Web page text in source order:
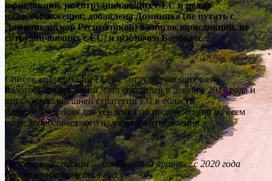
юрисдикций, не сотрудничающих с ЕС в целях
налогообложения: добавлена Доминика (не путать с
Доминиканской Республикой) в список юрисдикций, не
сотрудничающих с ЕС, и исключен Барбадос.
Список юрисдикций ЕС, не сотрудничающих с его
налоговыми органами, был составлен в декабре 2017 года и
стал частью внешней стратегии ЕС в области
налогообложения для усиления по продвижению во всем
мире добросовестного налогового управления.
Работа над списком — динамичный процесс: с 2020 года
обновляется дважды в год.